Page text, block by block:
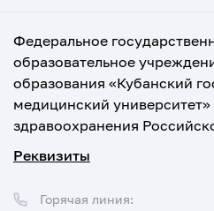
Федеральное
образовательное
образования «Кубанский
медицинский
здравоохранения
Реквизиты
Горячая линия: